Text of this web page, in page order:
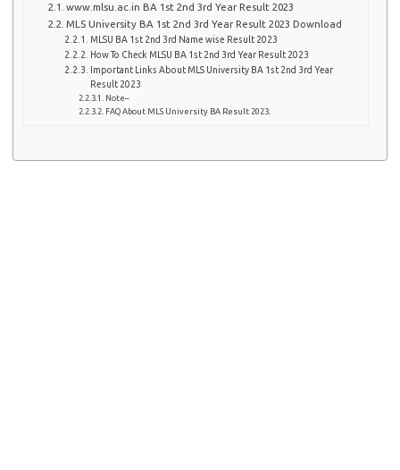
www.mlsu.ac.in BA 1st 2nd 3rd Year Result 2023
MLS University BA 1st 2nd 3rd Year Result 2023 Download
MLSU BA 1st 2nd 3rd Name wise Result 2023
How To Check MLSU BA 1st 2nd 3rd Year Result 2023
Important Links About MLS University BA 1st 2nd 3rd Year
Result 2023
Note–
FAQ About MLS University BA Result 2023.